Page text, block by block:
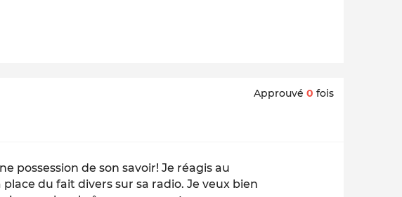
Approuvé 0 fois
possession de son savoir! Je réagis au
du fait divers sur sa radio. Je veux bien